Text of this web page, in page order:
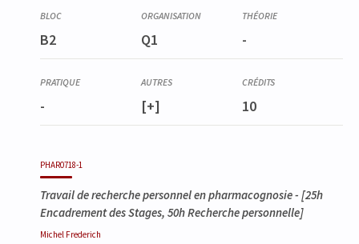
Corequis
Travail de recherche personnel en pharmacognosie
B2 Q1 -
- [+] 10
PHAR0718-1
Travail de recherche personnel en pharmacognosie- [25h
Encadrement des Stages, 50h Recherche personnelle]
Michel Frederich